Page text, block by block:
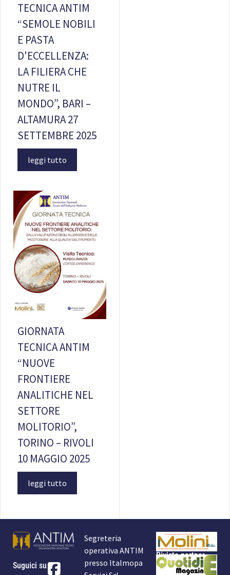
TECNICA ANTIM
“SEMOLE NOBILI
E PASTA
D'ECCELLENZA:
LA FILIERA CHE
NUTRE IL
MONDO”, BARI –
ALTAMURA 27
SETTEMBRE 2025
leggi tutto
GIORNATA
TECNICA ANTIM
“NUOVE
FRONTIERE
ANALITICHE NEL
SETTORE
MOLITORIO”,
TORINO – RIVOLI
10 MAGGIO 2025
leggi tutto
Suguici su
Segreteria
operativa ANTIM
presso Italmopa
Rivista partner